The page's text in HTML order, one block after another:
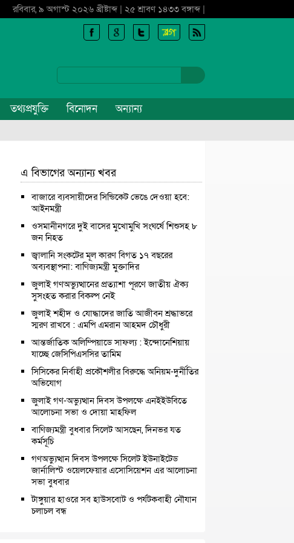
রবিবার, ৯ অগাস্ট ২০২৬ খ্রীষ্টাব্দ | ২৫ শ্রাবণ ১৪৩৩ বঙ্গাব্দ |
তথ্যপ্রযুক্তি বিনোদন অন্যান্য
এ বিভাগের অন্যান্য খবর
বাজারে ব্যবসায়ীদের সিন্ডিকেট ভেঙে দেওয়া হবে:
আইনমন্ত্রী
ওসমানীনগরে দুই বাসের মুখোমুখি সংঘর্ষে শিশুসহ ৮
জন নিহত
জ্বালানি সংকটের মূল কারণ বিগত ১৭ বছরের
অব্যবস্থাপনা: বাণিজ্যমন্ত্রী মুক্তাদির
জুলাই গণঅভ্যুত্থানের প্রত্যাশা পূরণে জাতীয় ঐক্য
সুসংহত করার বিকল্প নেই
জুলাই শহীদ ও যোদ্ধাদের জাতি আজীবন শ্রদ্ধাভরে
স্মরণ রাখবে : এমপি এমরান আহমদ চৌধুরী
আন্তর্জাতিক অলিম্পিয়াডে সাফল্য : ইন্দোনেশিয়ায়
যাচ্ছে জেসিপিএসসির তামিম
সিসিকের নির্বাহী প্রকৌশলীর বিরুদ্ধে অনিয়ম-দুর্নীতির
অভিযোগ
জুলাই গণ-অভ্যুত্থান দিবস উপলক্ষে এনইইউবিতে
আলোচনা সভা ও দোয়া মাহফিল
বাণিজ্যমন্ত্রী বুধবার সিলেট আসছেন, দিনভর যত
কর্মসূচি
গণঅভ্যুত্থান দিবস উপলক্ষে সিলেট ইউনাইটেড
জার্নালিস্ট ওয়েলফেয়ার এসোসিয়েশন এর আলোচনা
সভা বুধবার
টাঙ্গুয়ার হাওরে সব হাউসবোট ও পর্যটকবাহী নৌযান
চলাচল বন্ধ